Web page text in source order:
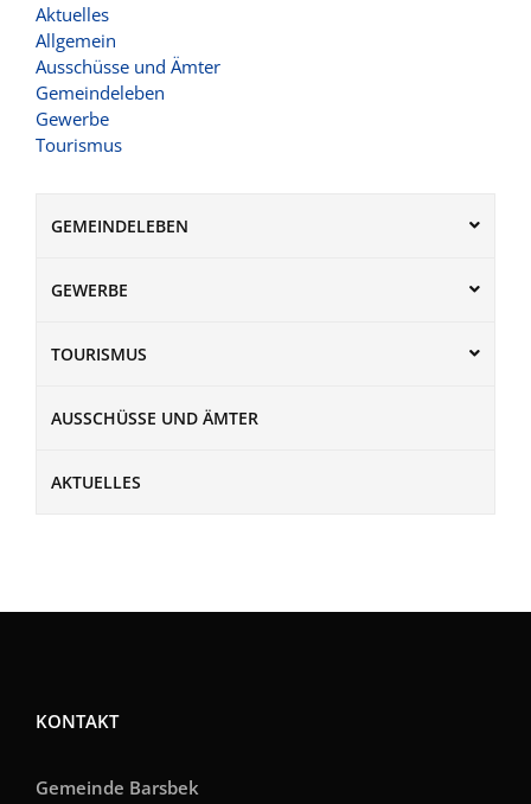
Aktuelles
Allgemein
Ausschüsse und Ämter
Gemeindeleben
Gewerbe
Tourismus
GEMEINDELEBEN
GEWERBE
TOURISMUS
AUSSCHÜSSE UND ÄMTER
AKTUELLES
KONTAKT
Gemeinde Barsbek